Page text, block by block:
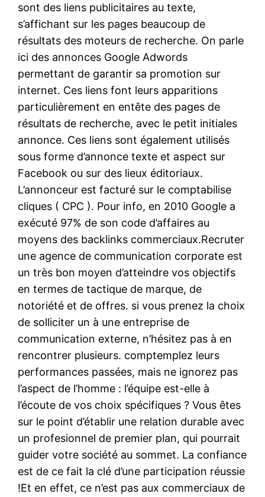
sont des liens publicitaires au texte,
s’affichant sur les pages beaucoup de
résultats des moteurs de recherche. On parle
ici des annonces Google Adwords
permettant de garantir sa promotion sur
internet. Ces liens font leurs apparitions
particulièrement en entête des pages de
résultats de recherche, avec le petit initiales
annonce. Ces liens sont également utilisés
sous forme d’annonce texte et aspect sur
Facebook ou sur des lieux éditoriaux.
L’annonceur est facturé sur le comptabilise
cliques ( CPC ). Pour info, en 2010 Google a
exécuté 97% de son code d’affaires au
moyens des backlinks commerciaux.Recruter
une agence de communication corporate est
un très bon moyen d’atteindre vos objectifs
en termes de tactique de marque, de
notoriété et de offres. si vous prenez la choix
de solliciter un à une entreprise de
communication externe, n’hésitez pas à en
rencontrer plusieurs. comptemplez leurs
performances passées, mais ne ignorez pas
l’aspect de l’homme : l’équipe est-elle à
l’écoute de vos choix spécifiques ? Vous êtes
sur le point d’établir une relation durable avec
un profesionnel de premier plan, qui pourrait
guider votre société au sommet. La confiance
est de ce fait la clé d’une participation réussie
!Et en effet, ce n’est pas aux commerciaux de